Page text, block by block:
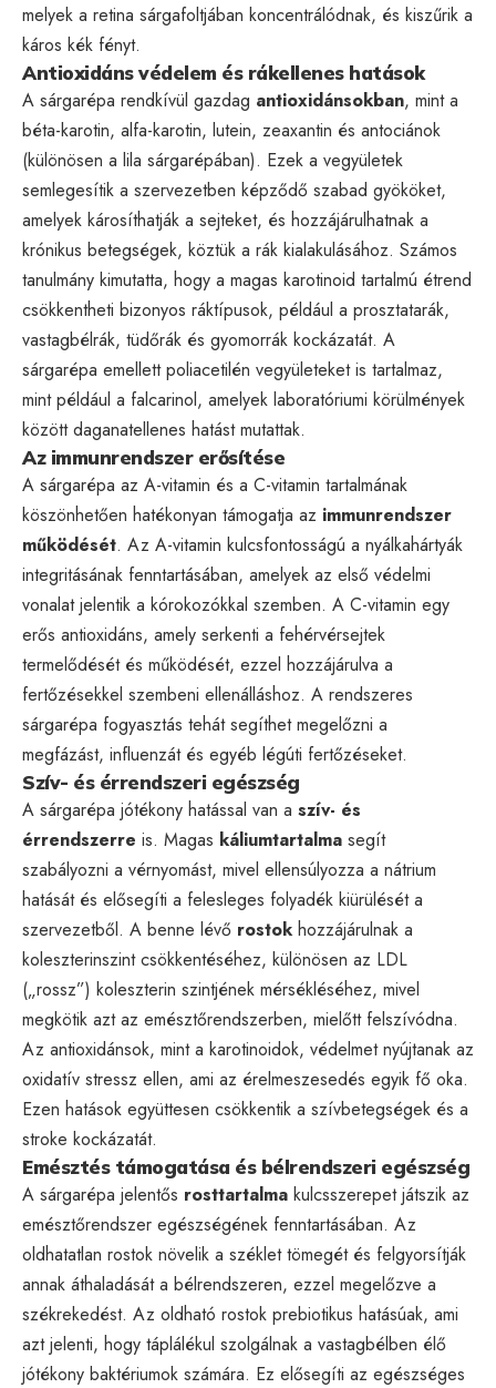
melyek a retina sárgafoltjában koncentrálódnak, és kiszűrik a
káros kék fényt.
Antioxidáns védelem és rákellenes hatások
A sárgarépa rendkívül gazdag antioxidánsokban, mint a
béta-karotin, alfa-karotin, lutein, zeaxantin és antociánok
(különösen a lila sárgarépában). Ezek a vegyületek
semlegesítik a szervezetben képződő szabad gyököket,
amelyek károsíthatják a sejteket, és hozzájárulhatnak a
krónikus betegségek, köztük a rák kialakulásához. Számos
tanulmány kimutatta, hogy a magas karotinoid tartalmú étrend
csökkentheti bizonyos ráktípusok, például a prosztatarák,
vastagbélrák, tüdőrák és gyomorrák kockázatát. A
sárgarépa emellett poliacetilén vegyületeket is tartalmaz,
mint például a falcarinol, amelyek laboratóriumi körülmények
között daganatellenes hatást mutattak.
Az immunrendszer erősítése
A sárgarépa az A-vitamin és a C-vitamin tartalmának
köszönhetően hatékonyan támogatja az immunrendszer
működését. Az A-vitamin kulcsfontosságú a nyálkahártyák
integritásának fenntartásában, amelyek az első védelmi
vonalat jelentik a kórokozókkal szemben. A C-vitamin egy
erős antioxidáns, amely serkenti a fehérvérsejtek
termelődését és működését, ezzel hozzájárulva a
fertőzésekkel szembeni ellenálláshoz. A rendszeres
sárgarépa fogyasztás tehát segíthet megelőzni a
megfázást, influenzát és egyéb légúti fertőzéseket.
Szív- és érrendszeri egészség
A sárgarépa jótékony hatással van a szív- és
érrendszerre is. Magas káliumtartalma segít
szabályozni a vérnyomást, mivel ellensúlyozza a nátrium
hatását és elősegíti a felesleges folyadék kiürülését a
szervezetből. A benne lévő rostok hozzájárulnak a
koleszterinszint csökkentéséhez, különösen az LDL
(„rossz”) koleszterin szintjének mérsékléséhez, mivel
megkötik azt az emésztőrendszerben, mielőtt felszívódna.
Az antioxidánsok, mint a karotinoidok, védelmet nyújtanak az
oxidatív stressz ellen, ami az érelmeszesedés egyik fő oka.
Ezen hatások együttesen csökkentik a szívbetegségek és a
stroke kockázatát.
Emésztés támogatása és bélrendszeri egészség
A sárgarépa jelentős rosttartalma kulcsszerepet játszik az
emésztőrendszer egészségének fenntartásában. Az
oldhatatlan rostok növelik a széklet tömegét és felgyorsítják
annak áthaladását a bélrendszeren, ezzel megelőzve a
székrekedést. Az oldható rostok prebiotikus hatásúak, ami
azt jelenti, hogy táplálékul szolgálnak a vastagbélben élő
jótékony baktériumok számára. Ez elősegíti az egészséges